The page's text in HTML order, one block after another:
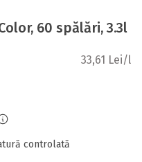
60 spălări, 3.3l
33,61 Lei/l
controlată